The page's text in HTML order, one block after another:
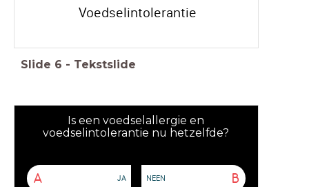
Voedselintolerantie
Slide 6 - Tekstslide
Is een voedselallergie en
voedselintolerantie nu hetzelfde?
A JA B
NEEN